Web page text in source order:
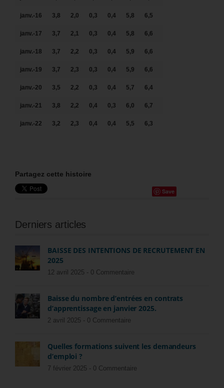
janv.-16 3,8 2,0 0,3 0,4 5,8 6,5
janv.-17 3,7 2,1 0,3 0,4 5,8 6,6
janv.-18 3,7 2,2 0,3 0,4 5,9 6,6
janv.-19 3,7 2,3 0,3 0,4 5,9 6,6
janv.-20 3,5 2,2 0,3 0,4 5,7 6,4
janv.-21 3,8 2,2 0,4 0,3 6,0 6,7
janv.-22 3,2 2,3 0,4 0,4 5,5 6,3
Partagez cette histoire
Save
Derniers articles
BAISSE DES INTENTIONS DE RECRUTEMENT EN
2025
12 avril 2025 - 0 Commentaire
Baisse du nombre d’entrées en contrats
d’apprentissage en janvier 2025.
2 avril 2025 - 0 Commentaire
Quelles formations suivent les demandeurs
d’emploi ?
7 février 2025 - 0 Commentaire